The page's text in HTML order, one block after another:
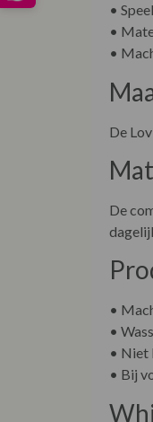
•
•
•
De
De
•
•
• Niet
• Bij